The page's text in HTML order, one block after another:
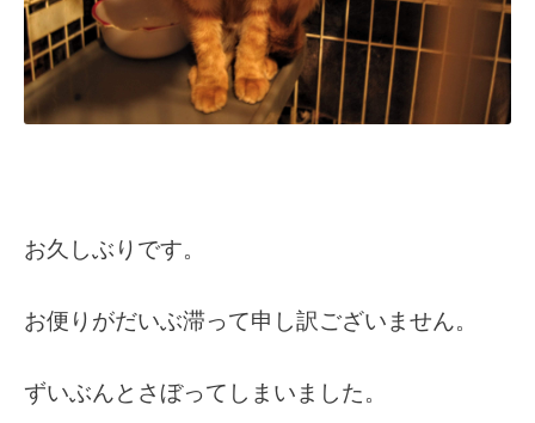
お久しぶりです。
お便りがだいぶ滞って申し訳ございません。
ずいぶんとさぼってしまいました。